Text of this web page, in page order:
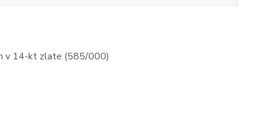
v 14-kt zlate (585/000)